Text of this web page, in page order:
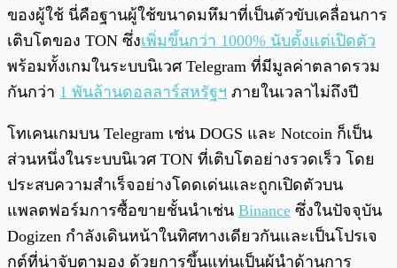
ของผู้ใช้ นี่คือฐานผู้ใช้ขนาดมหึมาที่เป็นตัวขับเคลื่อนการ
เติบโตของ TON ซึ่งเพิ่มขึ้นกว่า 1000% นับตั้งแต่เปิดตัว
พร้อมทั้งเกมในระบบนิเวศ Telegram ที่มีมูลค่าตลาดรวม
กันกว่า 1 พันล้านดอลลาร์สหรัฐฯ ภายในเวลาไม่ถึงปี
โทเคนเกมบน Telegram เช่น DOGS และ Notcoin ก็เป็น
ส่วนหนึ่งในระบบนิเวศ TON ที่เติบโตอย่างรวดเร็ว โดย
ประสบความสำเร็จอย่างโดดเด่นและถูกเปิดตัวบน
แพลตฟอร์มการซื้อขายชั้นนำเช่น Binance ซึ่งในปัจจุบัน
Dogizen กำลังเดินหน้าในทิศทางเดียวกันและเป็นโปรเจ
กต์ที่น่าจับตามอง ด้วยการขึ้นแท่นเป็นผู้นำด้านการ